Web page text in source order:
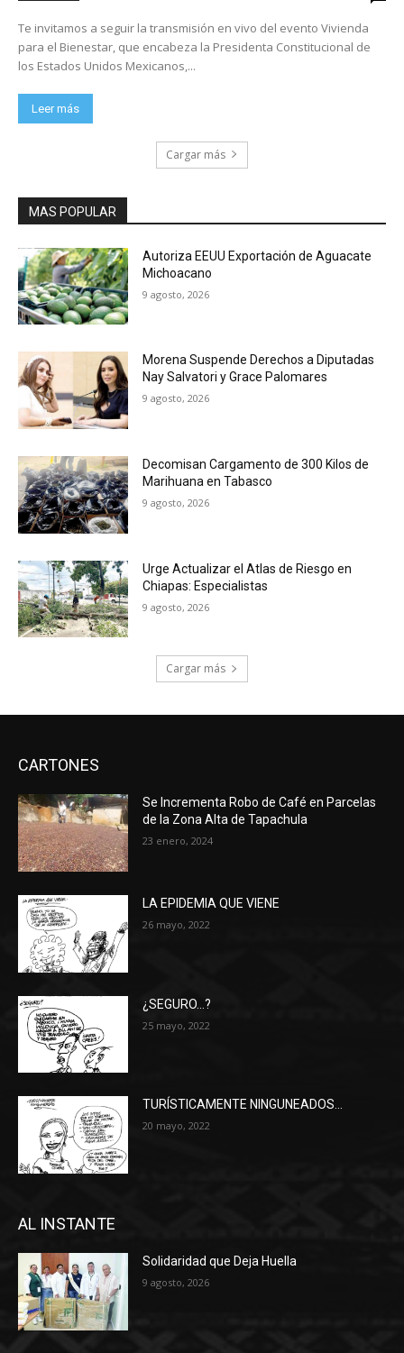
Te invitamos a seguir la transmisión en vivo del evento Vivienda
para el Bienestar, que encabeza la Presidenta Constitucional de
los Estados Unidos Mexicanos,...
Leer más
Cargar más
MAS POPULAR
Autoriza EEUU Exportación de Aguacate
Michoacano
9 agosto, 2026
Morena Suspende Derechos a Diputadas
Nay Salvatori y Grace Palomares
9 agosto, 2026
Decomisan Cargamento de 300 Kilos de
Marihuana en Tabasco
9 agosto, 2026
Urge Actualizar el Atlas de Riesgo en
Chiapas: Especialistas
9 agosto, 2026
Cargar más
CARTONES
Se Incrementa Robo de Café en Parcelas
de la Zona Alta de Tapachula
23 enero, 2024
LA EPIDEMIA QUE VIENE
26 mayo, 2022
¿SEGURO…?
25 mayo, 2022
TURÍSTICAMENTE NINGUNEADOS…
20 mayo, 2022
AL INSTANTE
Solidaridad que Deja Huella
9 agosto, 2026